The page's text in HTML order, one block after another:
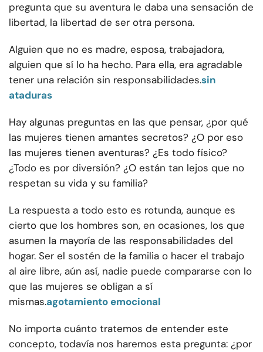
pregunta que su aventura le daba una sensación de
libertad, la libertad de ser otra persona.
Alguien que no es madre, esposa, trabajadora,
alguien que sí lo ha hecho. Para ella, era agradable
tener una relación sin responsabilidades.sin
ataduras
Hay algunas preguntas en las que pensar, ¿por qué
las mujeres tienen amantes secretos? ¿O por eso
las mujeres tienen aventuras? ¿Es todo físico?
¿Todo es por diversión? ¿O están tan lejos que no
respetan su vida y su familia?
La respuesta a todo esto es rotunda, aunque es
cierto que los hombres son, en ocasiones, los que
asumen la mayoría de las responsabilidades del
hogar. Ser el sostén de la familia o hacer el trabajo
al aire libre, aún así, nadie puede compararse con lo
que las mujeres se obligan a sí
mismas.agotamiento emocional
No importa cuánto tratemos de entender este
concepto, todavía nos haremos esta pregunta: ¿por